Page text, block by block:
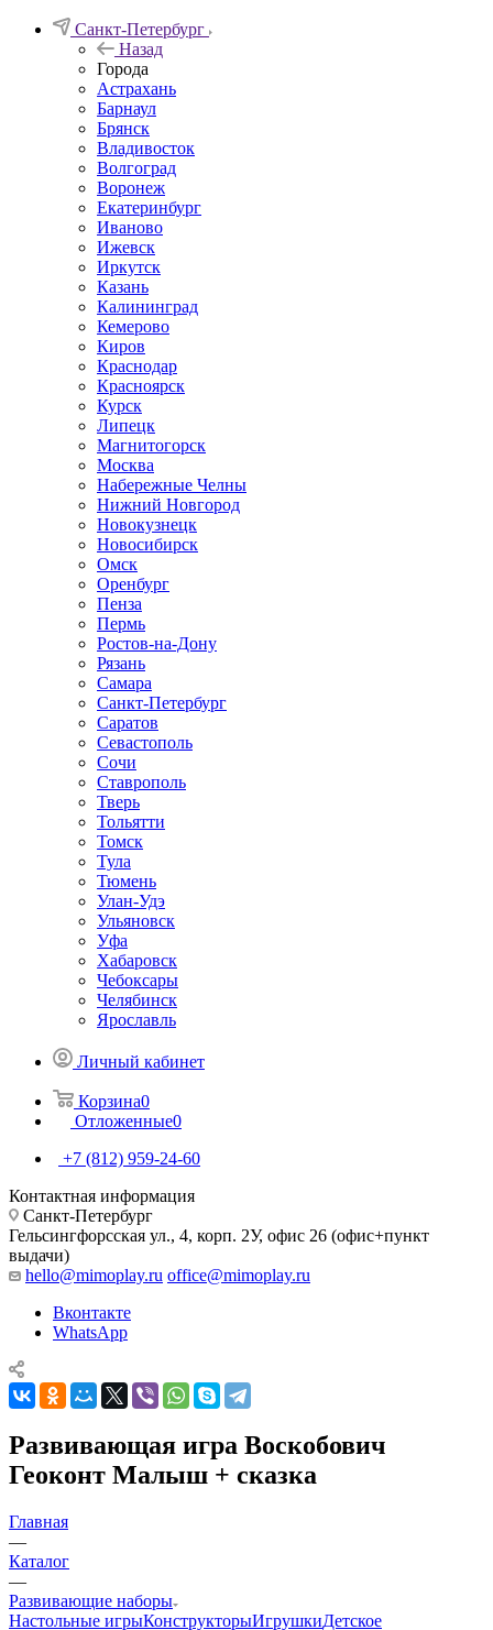
Санкт-Петербург
Назад
Города
Астрахань
Барнаул
Брянск
Владивосток
Волгоград
Воронеж
Екатеринбург
Иваново
Ижевск
Иркутск
Казань
Калининград
Кемерово
Киров
Краснодар
Красноярск
Курск
Липецк
Магнитогорск
Москва
Набережные Челны
Нижний Новгород
Новокузнецк
Новосибирск
Омск
Оренбург
Пенза
Пермь
Ростов-на-Дону
Рязань
Самара
Санкт-Петербург
Саратов
Севастополь
Сочи
Ставрополь
Тверь
Тольятти
Томск
Тула
Тюмень
Улан-Удэ
Ульяновск
Уфа
Хабаровск
Чебоксары
Челябинск
Ярославль
Личный кабинет
Корзина0
Отложенные0
+7 (812) 959-24-60
Контактная информация
Санкт-Петербург
Гельсингфорсская ул., 4, корп. 2У, офис 26 (офис+пункт
выдачи)
hello@mimoplay.ru office@mimoplay.ru
Вконтакте
WhatsApp
Развивающая игра Воскобович
Геоконт Малыш + сказка
Главная
—
Каталог
—
Развивающие наборы
Настольные игрыКонструкторыИгрушкиДетское